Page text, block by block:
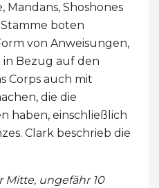
Mandans, Shoshones
boten
von Anweisungen,
Bezug auf den
Corps auch mit
die die
haben, einschließlich
Clark beschrieb die
Mitte, ungefähr 10